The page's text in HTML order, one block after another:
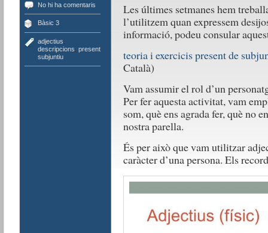
No hi ha comentaris
Bàsic 3
adjectius
descripcions present
subjuntiu
Les últimes setmanes hem
l’utilitzem quan expressem
informació, podeu consular
teoria i exercicis present de
Català)
Vam assumir el rol d’un
Per fer aquesta activitat, vam
som, què ens agrada fer, què no
nostra parella.
És per això que vam utilitzar
caràcter d’una persona. Els